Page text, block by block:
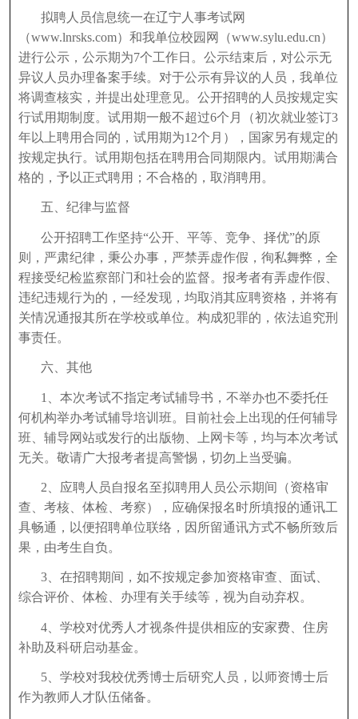
拟聘人员信息统一在辽宁人事考试网
（www.lnrsks.com）和我单位校园网（www.sylu.edu.cn）
进行公示，公示期为7个工作日。公示结束后，对公示无
异议人员办理备案手续。对于公示有异议的人员，我单位
将调查核实，并提出处理意见。公开招聘的人员按规定实
行试用期制度。试用期一般不超过6个月（初次就业签订3
年以上聘用合同的，试用期为12个月），国家另有规定的
按规定执行。试用期包括在聘用合同期限内。试用期满合
格的，予以正式聘用；不合格的，取消聘用。
五、纪律与监督
公开招聘工作坚持“公开、平等、竞争、择优”的原
则，严肃纪律，秉公办事，严禁弄虚作假，徇私舞弊，全
程接受纪检监察部门和社会的监督。报考者有弄虚作假、
违纪违规行为的，一经发现，均取消其应聘资格，并将有
关情况通报其所在学校或单位。构成犯罪的，依法追究刑
事责任。
六、其他
1、本次考试不指定考试辅导书，不举办也不委托任
何机构举办考试辅导培训班。目前社会上出现的任何辅导
班、辅导网站或发行的出版物、上网卡等，均与本次考试
无关。敬请广大报考者提高警惕，切勿上当受骗。
2、应聘人员自报名至拟聘用人员公示期间（资格审
查、考核、体检、考察），应确保报名时所填报的通讯工
具畅通，以便招聘单位联络，因所留通讯方式不畅所致后
果，由考生自负。
3、在招聘期间，如不按规定参加资格审查、面试、
综合评价、体检、办理有关手续等，视为自动弃权。
4、学校对优秀人才视条件提供相应的安家费、住房
补助及科研启动基金。
5、学校对我校优秀博士后研究人员，以师资博士后
作为教师人才队伍储备。